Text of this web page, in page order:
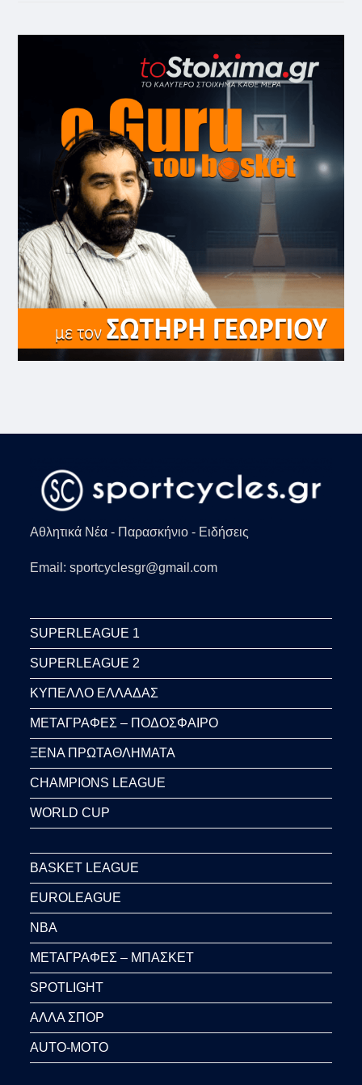
Αθλητικά Νέα - Παρασκήνιο - Ειδήσεις
Email: sportcyclesgr@gmail.com
SUPERLEAGUE 1
SUPERLEAGUE 2
ΚΥΠΕΛΛΟ ΕΛΛΑΔΑΣ
ΜΕΤΑΓΡΑΦΕΣ – ΠΟΔΟΣΦΑΙΡΟ
ΞΕΝΑ ΠΡΩΤΑΘΛΗΜΑΤΑ
CHAMPIONS LEAGUE
WORLD CUP
BASKET LEAGUE
EUROLEAGUE
NBA
ΜΕΤΑΓΡΑΦΕΣ – ΜΠΑΣΚΕΤ
SPOTLIGHT
ΑΛΛΑ ΣΠΟΡ
AUTO-MOTO